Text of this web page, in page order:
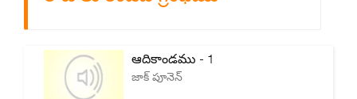
ఆదికాండము - 1
జాక్ పూనెన్